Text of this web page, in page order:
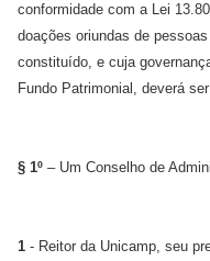
conformidade com a Lei
doações oriundas de
constituído, e cuja
Fundo Patrimonial, deverá
§ 1º – Um Conselho de
1 - Reitor da Unicamp, seu